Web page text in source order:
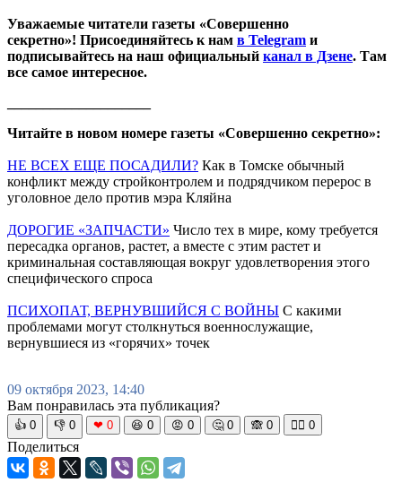
Уважаемые читатели газеты «Совершенно
секретно»! Присоединяйтесь к нам в Telegram и
подписывайтесь на наш официальный канал в Дзене. Там
все самое интересное.
Читайте в новом номере газеты «Совершенно секретно»:
НЕ ВСЕХ ЕЩЕ ПОСАДИЛИ? Как в Томске обычный
конфликт между стройконтролем и подрядчиком перерос в
уголовное дело против мэра Кляйна
ДОРОГИЕ «ЗАПЧАСТИ» Число тех в мире, кому требуется
пересадка органов, растет, а вместе с этим растет и
криминальная составляющая вокруг удовлетворения этого
специфического спроса
ПСИХОПАТ, ВЕРНУВШИЙСЯ С ВОЙНЫ С какими
проблемами могут столкнуться военнослужащие,
вернувшиеся из «горячих» точек
09 октября 2023, 14:40
Вам понравилась эта публикация?
👍 0 👎 0 ❤ 0 😆 0 😡 0 🤔 0 🙈 0 🧘‍♀️ 0
Поделиться